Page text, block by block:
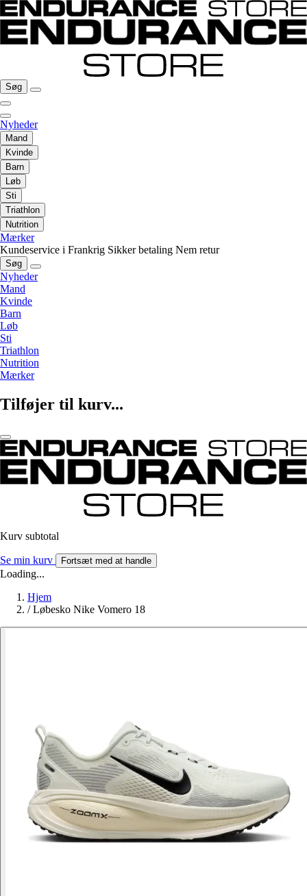
Søg
Nyheder
Mand
Kvinde
Barn
Løb
Sti
Triathlon
Nutrition
Mærker
Kundeservice i Frankrig Sikker betaling Nem retur
Søg
Nyheder
Mand
Kvinde
Barn
Løb
Sti
Triathlon
Nutrition
Mærker
Tilføjer til kurv...
Kurv subtotal
Se min kurv Fortsæt med at handle
Loading...
Hjem
/ Løbesko Nike Vomero 18